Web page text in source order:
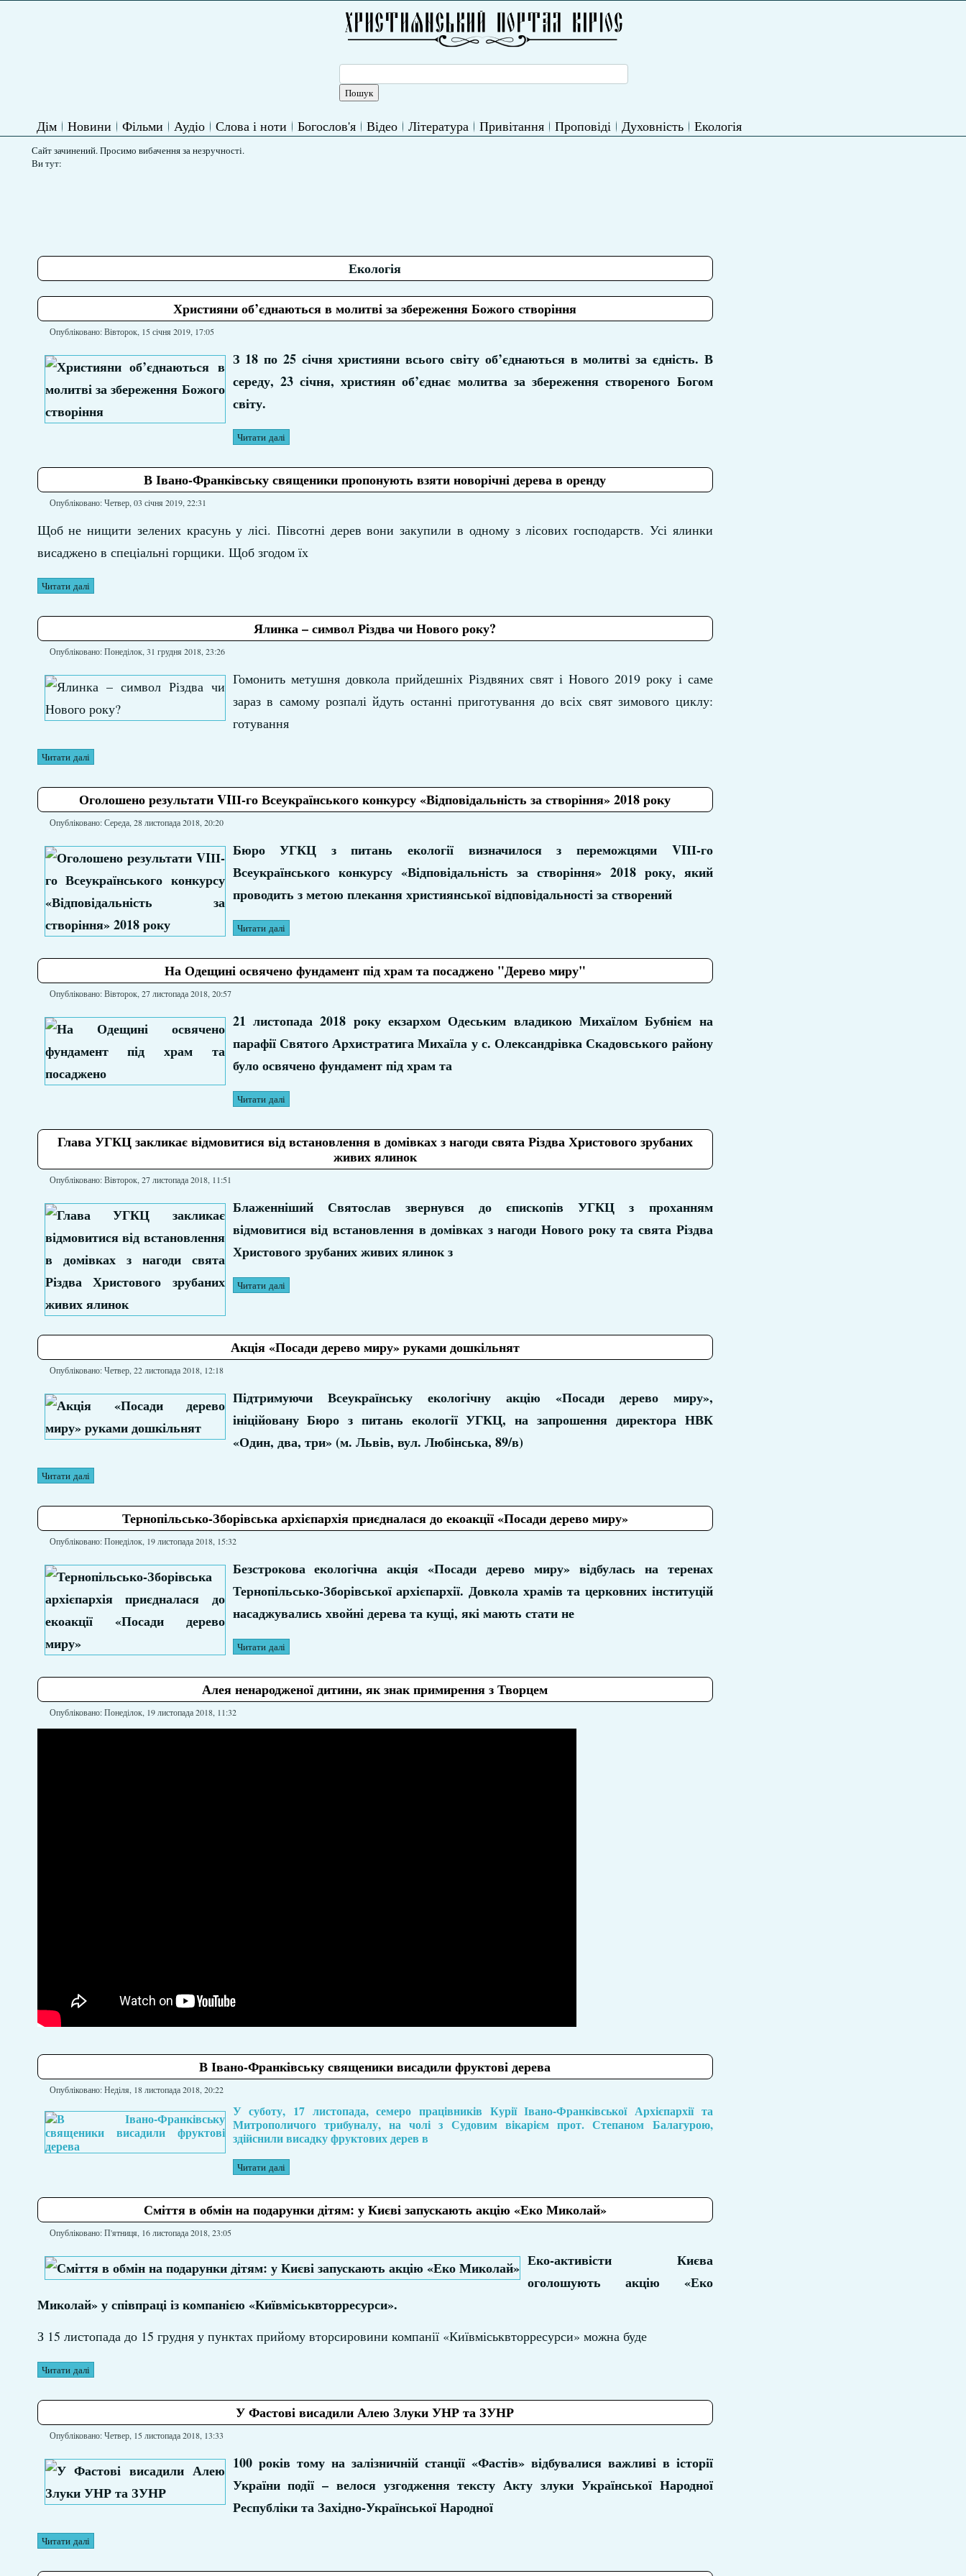
Дім Новини Фільми Аудіо Слова і ноти Богослов'я Відео Література Привітання Проповіді Духовність Екологія
Сайт зачинений. Просимо вибачення за незручності.
Ви тут:
Екологія
Християни об’єднаються в молитві за збереження Божого створіння
Опубліковано: Вівторок, 15 січня 2019, 17:05
З 18 по 25 січня християни всього світу об’єднаються в молитві за єдність. В
середу, 23 січня, християн об’єднає молитва за збереження створеного Богом
світу.
Читати далі
В Івано‑Франківську священики пропонують взяти новорічні дерева в оренду
Опубліковано: Четвер, 03 січня 2019, 22:31
Щоб не нищити зелених красунь у лісі. Півсотні дерев вони закупили в одному з лісових господарств. Усі ялинки
висаджено в спеціальні горщики. Щоб згодом їх
Читати далі
Ялинка – символ Різдва чи Нового року?
Опубліковано: Понеділок, 31 грудня 2018, 23:26
Гомонить метушня довкола прийдешніх Різдвяних свят і Нового 2019 року і саме
зараз в самому розпалі йдуть останні приготування до всіх свят зимового циклу:
готування
Читати далі
Оголошено результати VIІІ-го Всеукраїнського конкурсу «Відповідальність за створіння» 2018 року
Опубліковано: Середа, 28 листопада 2018, 20:20
Бюро УГКЦ з питань екології визначилося з переможцями VIІІ-го
Всеукраїнського конкурсу «Відповідальність за створіння» 2018 року, який
проводить з метою плекання християнської відповідальності за створений
Читати далі
На Одещині освячено фундамент під храм та посаджено "Дерево миру"
Опубліковано: Вівторок, 27 листопада 2018, 20:57
21 листопада 2018 року екзархом Одеським владикою Михаїлом Бубнієм на
парафії Святого Архистратига Михаїла у с. Олександрівка Скадовського району
було освячено фундамент під храм та
Читати далі
Глава УГКЦ закликає відмовитися від встановлення в домівках з нагоди свята Різдва Христового зрубаних
живих ялинок
Опубліковано: Вівторок, 27 листопада 2018, 11:51
Блаженніший Святослав звернувся до єпископів УГКЦ з проханням
відмовитися від встановлення в домівках з нагоди Нового року та свята Різдва
Христового зрубаних живих ялинок з
Читати далі
Акція «Посади дерево миру» руками дошкільнят
Опубліковано: Четвер, 22 листопада 2018, 12:18
Підтримуючи Всеукраїнську екологічну акцію «Посади дерево миру»,
ініційовану Бюро з питань екології УГКЦ, на запрошення директора НВК
«Один, два, три» (м. Львів, вул. Любінська, 89/в)
Читати далі
Тернопільсько-Зборівська архієпархія приєдналася до екоакції «Посади дерево миру»
Опубліковано: Понеділок, 19 листопада 2018, 15:32
Безстрокова екологічна акція «Посади дерево миру» відбулась на теренах
Тернопільсько-Зборівської архієпархії. Довкола храмів та церковних інституцій
насаджувались хвойні дерева та кущі, які мають стати не
Читати далі
Алея ненародженої дитини, як знак примирення з Творцем
Опубліковано: Понеділок, 19 листопада 2018, 11:32
В Івано-Франківську священики висадили фруктові дерева
Опубліковано: Неділя, 18 листопада 2018, 20:22
У суботу, 17 листопада, семеро працівників Курії Івано-Франківської Архієпархії та
Митрополичого трибуналу, на чолі з Судовим вікарієм прот. Степаном Балагурою,
здійснили висадку фруктових дерев в
Читати далі
Сміття в обмін на подарунки дітям: у Києві запускають акцію «Еко Миколай»
Опубліковано: П'ятниця, 16 листопада 2018, 23:05
Еко-активісти Києва
оголошують акцію «Еко
Миколай» у співпраці із компанією «Київміськвторресурси».
З 15 листопада до 15 грудня у пунктах прийому вторсировини компанії «Київміськвторресурси» можна буде
Читати далі
У Фастові висадили Алею Злуки УНР та ЗУНР
Опубліковано: Четвер, 15 листопада 2018, 13:33
100 років тому на залізничній станції «Фастів» відбувалися важливі в історії
України події – велося узгодження тексту Акту злуки Української Народної
Республіки та Західно-Української Народної
Читати далі